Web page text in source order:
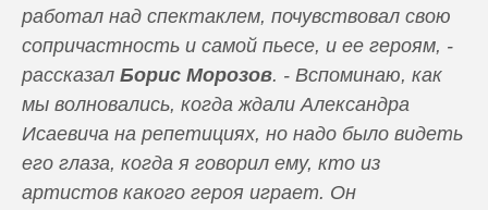
работал над спектаклем, почувствовал свою
сопричастность и самой пьесе, и ее героям, -
рассказал Борис Морозов. - Вспоминаю, как
мы волновались, когда ждали Александра
Исаевича на репетициях, но надо было видеть
его глаза, когда я говорил ему, кто из
артистов какого героя играет. Он